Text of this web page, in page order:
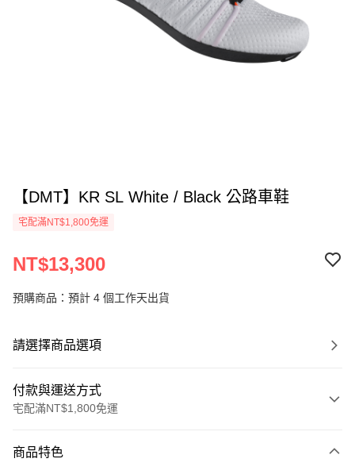
【DMT】KR SL White / Black 公路車鞋
宅配滿NT$1,800免運
NT$13,300
預購商品：預計 4 個工作天出貨
請選擇商品選項
付款與運送方式
宅配滿NT$1,800免運
信用卡一次付款
商品特色